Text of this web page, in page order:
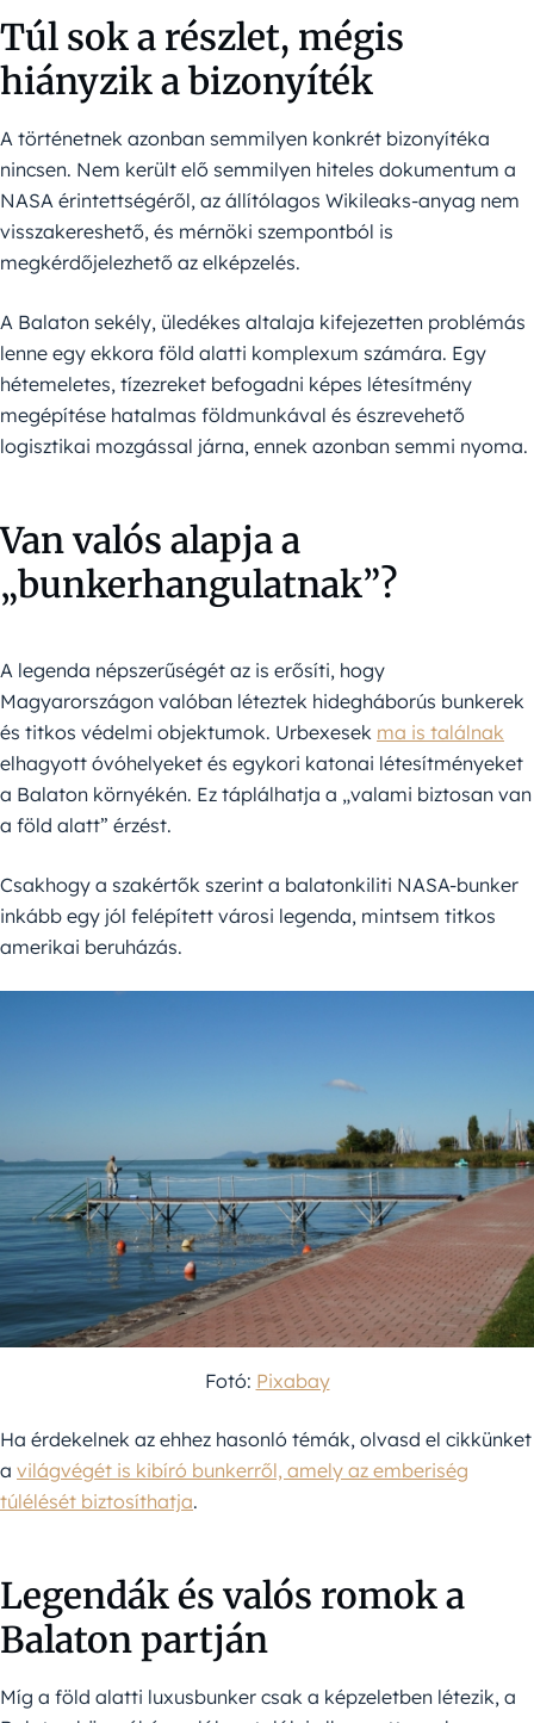
Túl sok a részlet, mégis
hiányzik a bizonyíték
A történetnek azonban semmilyen konkrét bizonyítéka
nincsen. Nem került elő semmilyen hiteles dokumentum a
NASA érintettségéről, az állítólagos Wikileaks-anyag nem
visszakereshető, és mérnöki szempontból is
megkérdőjelezhető az elképzelés.
A Balaton sekély, üledékes altalaja kifejezetten problémás
lenne egy ekkora föld alatti komplexum számára. Egy
hétemeletes, tízezreket befogadni képes létesítmény
megépítése hatalmas földmunkával és észrevehető
logisztikai mozgással járna, ennek azonban semmi nyoma.
Van valós alapja a
„bunkerhangulatnak”?
A legenda népszerűségét az is erősíti, hogy
Magyarországon valóban léteztek hidegháborús bunkerek
és titkos védelmi objektumok. Urbexesek ma is találnak
elhagyott óvóhelyeket és egykori katonai létesítményeket
a Balaton környékén. Ez táplálhatja a „valami biztosan van
a föld alatt” érzést.
Csakhogy a szakértők szerint a balatonkiliti NASA-bunker
inkább egy jól felépített városi legenda, mintsem titkos
amerikai beruházás.
Fotó: Pixabay
Ha érdekelnek az ehhez hasonló témák, olvasd el cikkünket
a világvégét is kibíró bunkerről, amely az emberiség
túlélését biztosíthatja.
Legendák és valós romok a
Balaton partján
Míg a föld alatti luxusbunker csak a képzeletben létezik, a